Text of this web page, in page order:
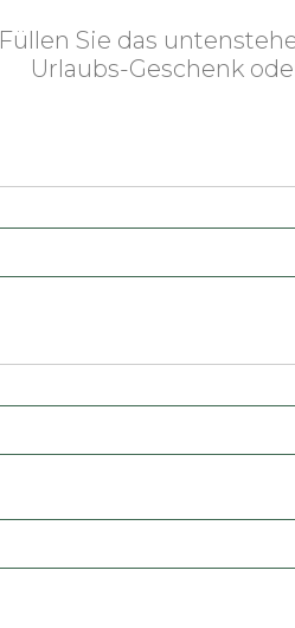
Füllen Sie das
Urlaubs-Geschenk